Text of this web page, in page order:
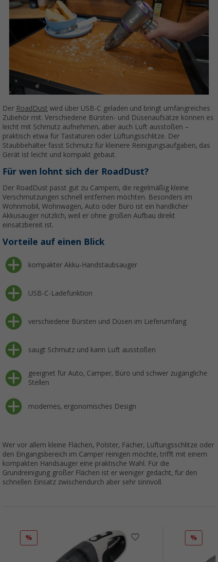
Der RoadDust wird über USB-C geladen und bringt umfangreiches
Zubehör mit. Verschiedene Bürsten- und Düsenaufsätze können es
leicht mit Schmutz aufnehmen, aber auch Luft ausstoßen –
praktisch etwa für Tastaturen oder Lüftungsschlitze. Der
Staubbehälter fasst Schmutz für kleinere Reinigungsaufgaben, das
Gerät ist leicht und kompakt gebaut.
Für wen lohnt sich der RoadDust?
Der RoadDust passt gut zu Campern, die regelmäßig kleine
Verschmutzungen schnell entfernen möchten. Besonders im
Wohnmobil, Wohnwagen, Auto oder Büro ist ein handlicher
Akkusauger nützlich, weil er ohne großen Aufbau direkt
einsatzbereit ist.
Vorteile auf einen Blick
kompakter Akku-Handstaubsauger
USB-C-Ladefunktion
verschiedene Bürsten und Düsen im Lieferumfang
saugt Schmutz und kann Luft ausstoßen
geeignet für Auto, Camper, Büro und schwer zugängliche
Stellen
modernes, ergonomisches Design
Wer vor allem kleine Flächen, Polster, Fächer, Lüftungsschlitze oder
den Eingangsbereich im Camper reinigen möchte, trifft mit einem
kompakten Handsauger eine praktische Wahl. Für die
Grundreinigung großer Flächen ist er weniger gedacht, für den
schnellen Einsatz zwischendurch aber sehr sinnvoll.
% %